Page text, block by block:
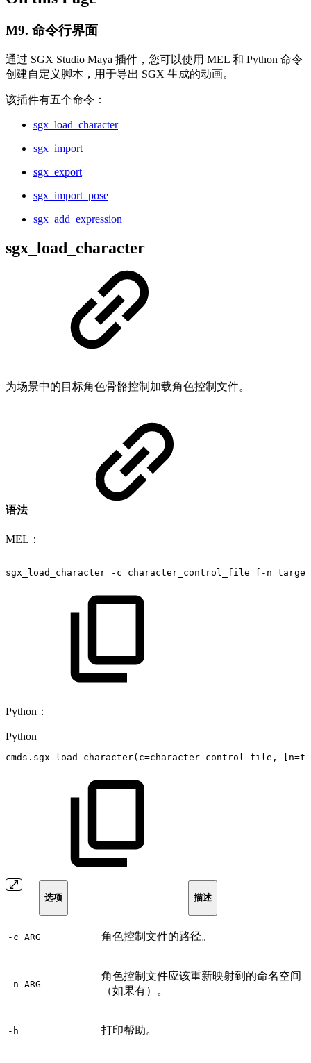
M9. 命令行界面
通过 SGX Studio Maya 插件，您可以使用 MEL 和 Python 命令
创建自定义脚本，用于导出 SGX 生成的动画。
该插件有五个命令：
sgx_load_character
sgx_import
sgx_export
sgx_import_pose
sgx_add_expression
sgx_load_character
为场景中的目标角色骨骼控制加载角色控制文件。
语法
MEL：
sgx_load_character -c character_control_file [-n
Python：
Python
cmds . sgx_load_character( c=character_control_file , n=
选项 描述
-c ARG 角色控制文件的路径。
-n ARG
角色控制文件应该重新映射到的命名空间
（如果有）。
-h 打印帮助。